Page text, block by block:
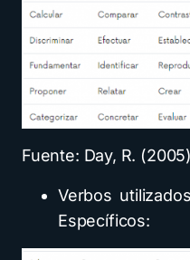
Fuente: Day, R. (2005)
Verbos
Específicos: